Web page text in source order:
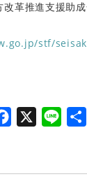
改革推進支援助
stf/
e
e